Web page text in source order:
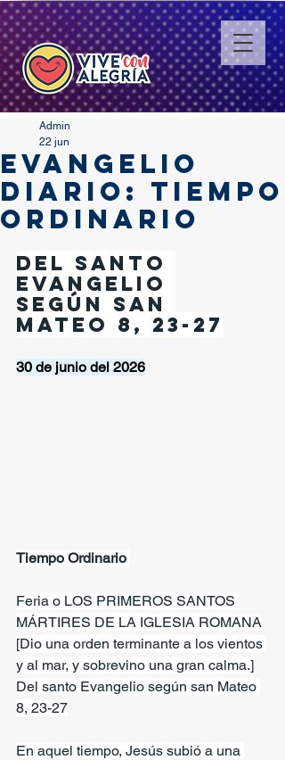
EVANGELIO
DIARIO: TIEMPO
ORDINARIO
Admin
22 jun
Del santo
Evangelio
según san
Mateo 8, 23-27
30 de junio del 2026
Tiempo Ordinario
Feria o LOS PRIMEROS SANTOS
MÁRTIRES DE LA IGLESIA ROMANA
[Dio una orden terminante a los vientos
y al mar, y sobrevino una gran calma.]
Del santo Evangelio según san Mateo
8, 23-27
En aquel tiempo, Jesús subió a una